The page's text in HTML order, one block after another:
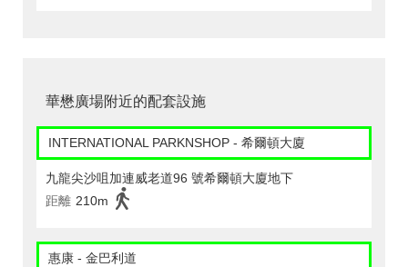
華懋廣場附近的配套設施
INTERNATIONAL PARKNSHOP - 希爾頓大廈
九龍尖沙咀加連威老道96 號希爾頓大廈地下
距離 210m
惠康 - 金巴利道